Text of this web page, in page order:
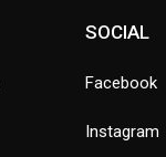
SOCIAL
Facebook
Instagram